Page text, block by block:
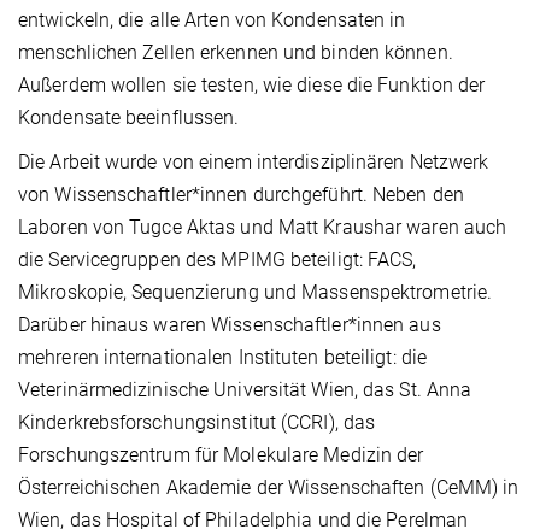
entwickeln, die alle Arten von Kondensaten in
menschlichen Zellen erkennen und binden können.
Außerdem wollen sie testen, wie diese die Funktion der
Kondensate beeinflussen.
Die Arbeit wurde von einem interdisziplinären Netzwerk
von Wissenschaftler*innen durchgeführt. Neben den
Laboren von Tugce Aktas und Matt Kraushar waren auch
die Servicegruppen des MPIMG beteiligt: FACS,
Mikroskopie, Sequenzierung und Massenspektrometrie.
Darüber hinaus waren Wissenschaftler*innen aus
mehreren internationalen Instituten beteiligt: die
Veterinärmedizinische Universität Wien, das St. Anna
Kinderkrebsforschungsinstitut (CCRI), das
Forschungszentrum für Molekulare Medizin der
Österreichischen Akademie der Wissenschaften (CeMM) in
Wien, das Hospital of Philadelphia und die Perelman